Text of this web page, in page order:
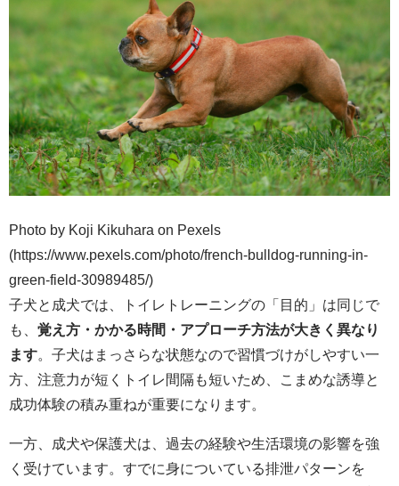
Photo by Koji Kikuhara on Pexels
(https://www.pexels.com/photo/french-bulldog-running-in-
green-field-30989485/)
子犬と成犬では、トイレトレーニングの「目的」は同じで
も、 覚え方・かかる時間・アプローチ方法が大きく異なり
ます 。子犬はまっさらな状態なので習慣づけがしやすい一
方、注意力が短くトイレ間隔も短いため、こまめな誘導と
成功体験の積み重ねが重要になります。
一方、成犬や保護犬は、過去の経験や生活環境の影響を強
く受けています。すでに身についている排泄パターンを